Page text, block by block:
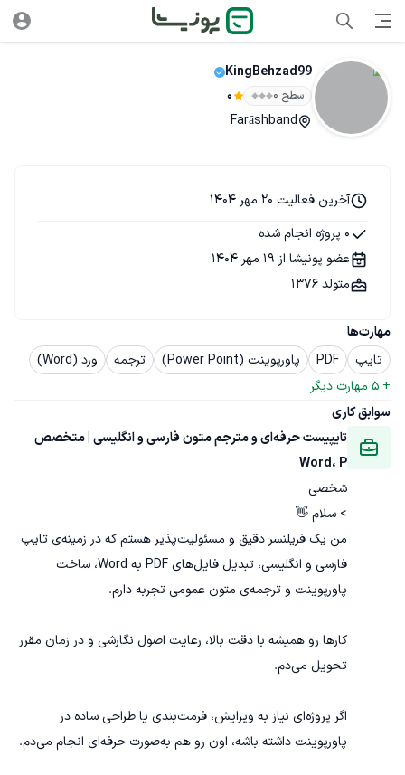
KingBehzad99
سطح ۰ 0
Farāshband
مهارت‌ها
تایپ
PDF پاورپوینت (Power Point) ترجمه
ورد (Word)
+
5 مهارت دیگر
سوابق کاری
تایپیست حرفه‌ای و مترجم متون فارسی و انگلیسی | متخصص
Word، P
شخصی
من یک فریلنسر دقیق و مسئولیت‌پذیر هستم که در زمینه‌ی تایپ
فارسی و انگلیسی، تبدیل فایل‌های PDF به Word، ساخت
کارها رو همیشه با دقت بالا، رعایت اصول نگارشی و در زمان مقرر
اگر پروژه‌ای نیاز به ویرایش، فرمت‌بندی یا طراحی ساده در
آخرین فعالیت 20 مهر 1404
0 پروژه انجام شده
عضو پونیشا از 19 مهر 1404
متولد 1376